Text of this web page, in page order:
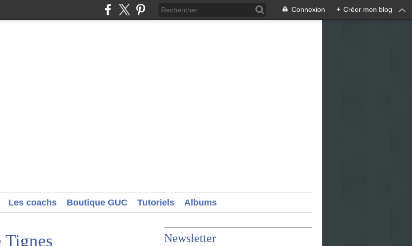
Connexion + Créer mon blog
Les coachs Boutique GUC Tutoriels Albums
Tignes Newsletter